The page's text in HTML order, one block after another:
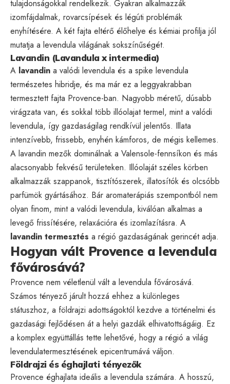
tulajdonságokkal rendelkezik. Gyakran alkalmazzák
izomfájdalmak, rovarcsípések és légúti problémák
enyhítésére. A két fajta eltérő élőhelye és kémiai profilja jól
mutatja a levendula világának sokszínűségét.
Lavandin (Lavandula x intermedia)
A lavandin a valódi levendula és a spike levendula
természetes hibridje, és ma már ez a leggyakrabban
termesztett fajta Provence-ban. Nagyobb méretű, dúsabb
virágzata van, és sokkal több illóolajat termel, mint a valódi
levendula, így gazdaságilag rendkívül jelentős. Illata
intenzívebb, frissebb, enyhén kámforos, de mégis kellemes.
A lavandin mezők dominálnak a Valensole-fennsíkon és más
alacsonyabb fekvésű területeken. Illóolaját széles körben
alkalmazzák szappanok, tisztítószerek, illatosítók és olcsóbb
parfümök gyártásához. Bár aromaterápiás szempontból nem
olyan finom, mint a valódi levendula, kiválóan alkalmas a
levegő frissítésére, relaxációra és izomlazításra. A
lavandin termesztés a régió gazdaságának gerincét adja.
Hogyan vált Provence a levendula
fővárosává?
Provence nem véletlenül vált a levendula fővárosává.
Számos tényező járult hozzá ehhez a különleges
státuszhoz, a földrajzi adottságoktól kezdve a történelmi és
gazdasági fejlődésen át a helyi gazdák elhivatottságáig. Ez
a komplex együttállás tette lehetővé, hogy a régió a világ
levendulatermesztésének epicentrumává váljon.
Földrajzi és éghajlati tényezők
Provence éghajlata ideális a levendula számára. A hosszú,